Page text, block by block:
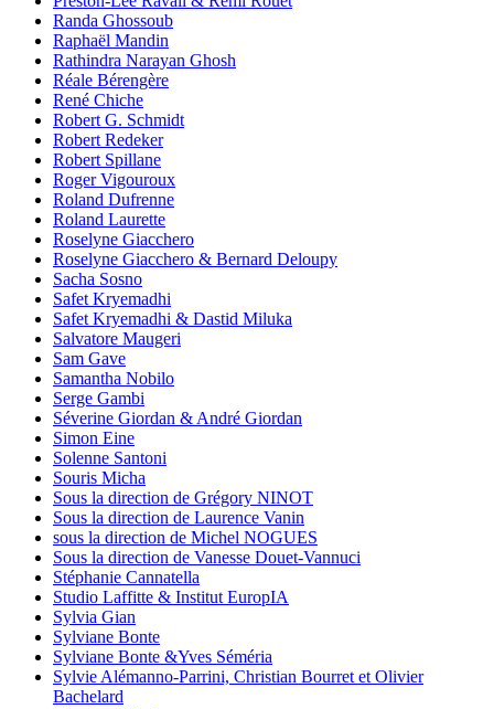
Randa Ghossoub
Raphaël Mandin
Rathindra Narayan Ghosh
Réale Bérengère
René Chiche
Robert G. Schmidt
Robert Redeker
Robert Spillane
Roger Vigouroux
Roland Dufrenne
Roland Laurette
Roselyne Giacchero
Roselyne Giacchero & Bernard Deloupy
Sacha Sosno
Safet Kryemadhi
Safet Kryemadhi & Dastid Miluka
Salvatore Maugeri
Sam Gave
Samantha Nobilo
Serge Gambi
Séverine Giordan & André Giordan
Simon Eine
Solenne Santoni
Souris Micha
Sous la direction de Grégory NINOT
Sous la direction de Laurence Vanin
sous la direction de Michel NOGUES
Sous la direction de Vanesse Douet-Vannuci
Stéphanie Cannatella
Studio Laffitte & Institut EuropIA
Sylvia Gian
Sylviane Bonte
Sylviane Bonte &Yves Séméria
Sylvie Alémanno-Parrini, Christian Bourret et Olivier
Bachelard